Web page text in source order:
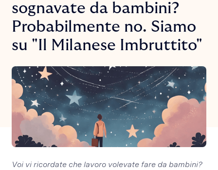
sognavate da bambini?
Probabilmente no. Siamo
su "Il Milanese Imbruttito"
Voi vi ricordate che lavoro volevate fare da bambini?